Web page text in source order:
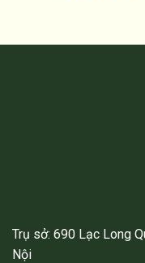
Trụ sở: 690 Lạc Long
Nội